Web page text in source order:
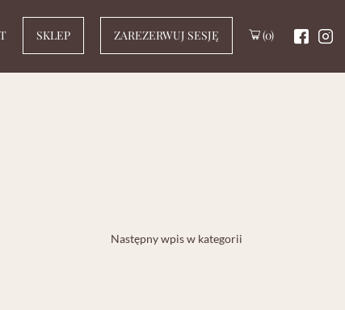
SKLEP ZAREZERWUJ SESJĘ (0)
Następny wpis w kategorii